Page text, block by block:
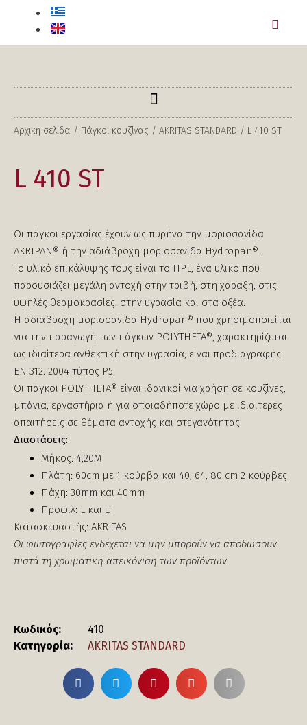
Αρχική σελίδα / Πάγκοι κουζίνας / AKRITAS STANDARD / L 410 ST
L 410 ST
Οι πάγκοι εργασίας έχουν ως πυρήνα την μοριοσανίδα
AKRIPAN® ή την αδιάβροχη μοριοσανίδα Hydropan® .
Το υλικό επικάλυψης τους είναι το HPL, ένα υλικό που
παρουσιάζει μεγάλη αντοχή στην τριβή, στη χάραξη, στις
υψηλές θερμοκρασίες, στην υγρασία και στα οξέα.
Η αδιάβροχη μοριοσανίδα Hydropan® που χρησιμοποιείται
για την παραγωγή των πάγκων POLYTHETA®, χαρακτηρίζεται
ως ιδιαίτερα ανθεκτική στην υγρασία, είναι προδιαγραφής
ΕΝ 312: 2004 τύπος P5.
Οι πάγκοι POLYTHETA® είναι ιδανικοί για χρήση σε κουζίνες,
μπάνια, εργαστήρια ή για οποιαδήποτε χώρο με ιδιαίτερες
απαιτήσεις σε θέματα αντοχής και στεγανότητας.
Διαστάσεις:
Μήκος: 4,20Μ
Πλάτη: 60cm με 1 κούρβα και 40, 64, 80 cm 2 κούρβες
Πάχη: 30mm και 40mm
Προφίλ: L και U
Κατασκευαστής: AKRITAS
Οι φωτογραφίες ενδέχεται να μην μπορούν να αποδώσουν
πιστά τη χρωματική απεικόνιση των προϊόντων
Κωδικός:
410
Κατηγορία:
AKRITAS STANDARD